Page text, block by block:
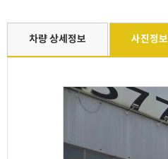
차량 상세정보 사진정보